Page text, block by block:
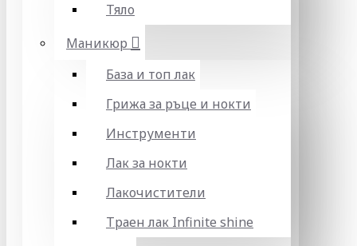
Тяло
Маникюр
База и топ лак
Грижа за ръце и нокти
Инструменти
Лак за нокти
Лакочистители
Траен лак Infinite shine